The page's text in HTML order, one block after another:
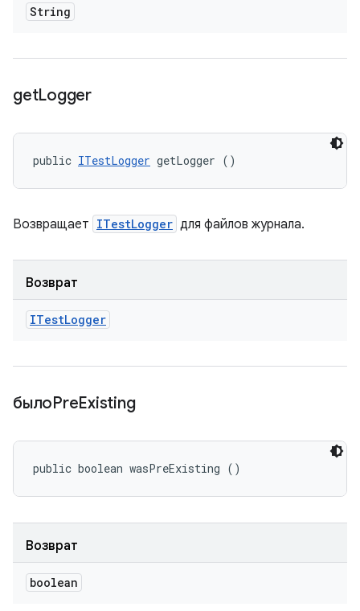
String
getLogger
public ITestLogger getLogger ()
Возвращает ITestLogger для файлов журнала.
Возврат
ITestLogger
былоPreExisting
public boolean wasPreExisting ()
Возврат
boolean